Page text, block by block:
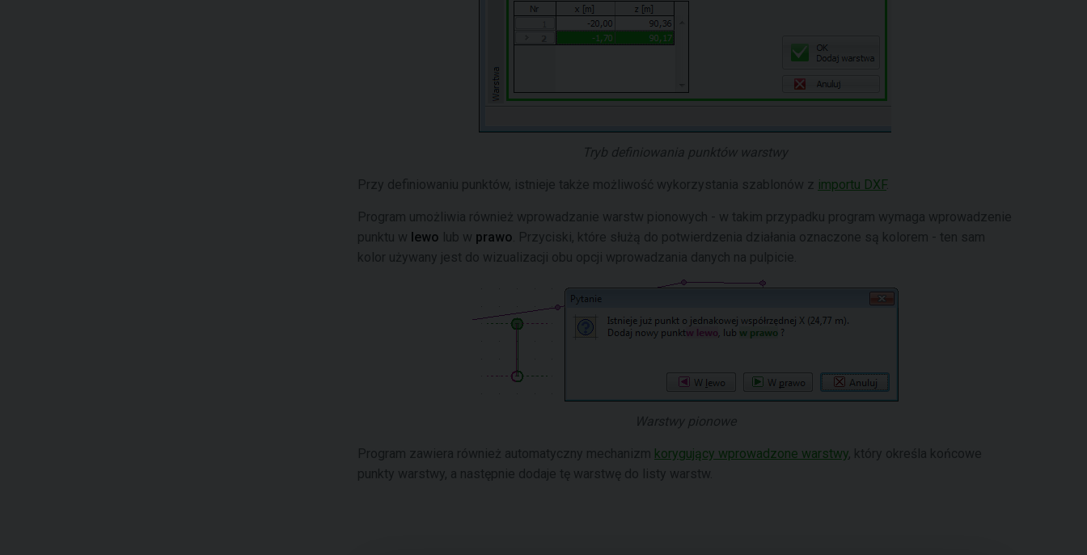
Tryb definiowania punktów warstwy
Przy definiowaniu punktów, istnieje także możliwość wykorzystania szablonów z importu DXF.
Program umożliwia również wprowadzanie warstw pionowych - w takim przypadku program wymaga wprowadzenie
punktu w lewo lub w prawo . Przyciski, które służą do potwierdzenia działania oznaczone są kolorem - ten sam
kolor używany jest do wizualizacji obu opcji wprowadzania danych na pulpicie.
Warstwy pionowe
Program zawiera również automatyczny mechanizm korygujący wprowadzone warstwy, który określa końcowe
punkty warstwy, a następnie dodaje tę warstwę do listy warstw.